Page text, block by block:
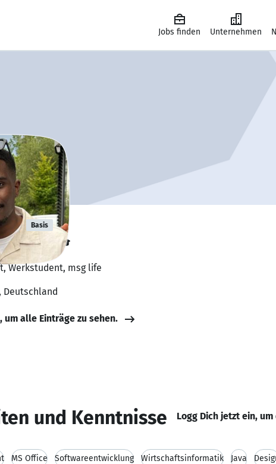
Jobs finden Unternehmen
Basis
Abschluss. 🎓
Werkstudent, msg life
Deutschland
um alle Einträge zu sehen.
und Kenntnisse Logg Dich jetzt ein,
MS Office Softwareentwicklung Wirtschaftsinformatik Java